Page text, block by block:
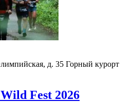
д. 35 Горный курорт
Fest 2026